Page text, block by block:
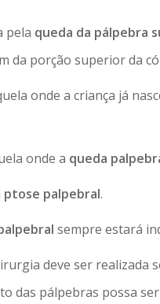
pela queda da pálpebra
da porção superior da
onde a criança já
onde a queda
ptose palpebral.
sempre estará
deve ser realizada
das pálpebras possa